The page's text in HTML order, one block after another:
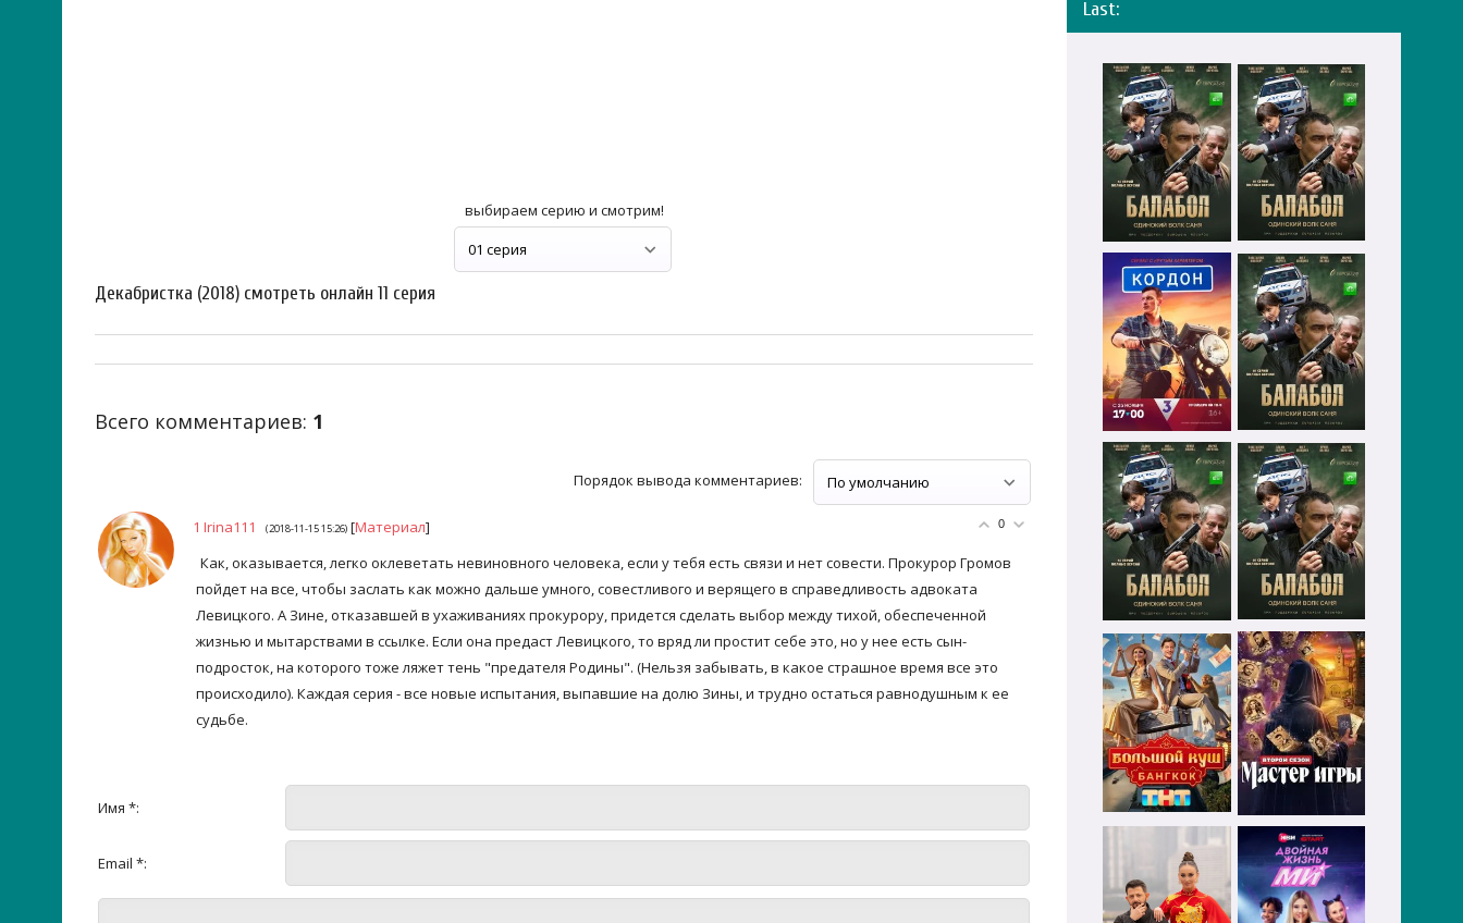
выбираем серию и смотрим!
Декабристка (2018) смотреть онлайн 11 серия
Всего комментариев: 1
Порядок вывода комментариев:
0
1 Irina111 (2018-11-15 15:26) [Материал]
Как, оказывается, легко оклеветать невиновного человека, если у тебя есть связи и нет совести. Прокурор Громов
пойдет на все, чтобы заслать как можно дальше умного, совестливого и верящего в справедливость адвоката
Левицкого. А Зине, отказавшей в ухаживаниях прокурору, придется сделать выбор между тихой, обеспеченной
жизнью и мытарствами в ссылке. Если она предаст Левицкого, то вряд ли простит себе это, но у нее есть сын-
подросток, на которого тоже ляжет тень "предателя Родины". (Нельзя забывать, в какое страшное время все это
происходило). Каждая серия - все новые испытания, выпавшие на долю Зины, и трудно остаться равнодушным к ее
судьбе.
Имя *:
Email *:
Last: